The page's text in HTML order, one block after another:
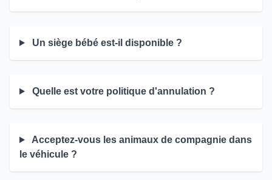
Un siège bébé est-il disponible ?
Quelle est votre politique d'annulation ?
Acceptez-vous les animaux de compagnie dans
le véhicule ?